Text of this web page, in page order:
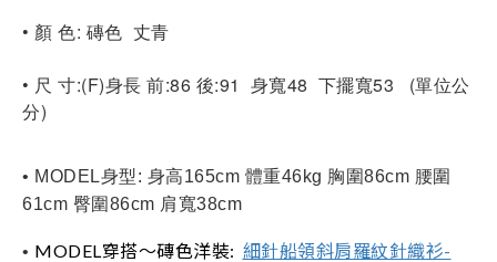
• 尺 寸:(F)身長 前:86 後:91  身寬48  下擺寬53
  (單位公
分)
• MODEL身型: 身高165cm 體重46kg 胸圍86cm 腰圍
61cm 臀圍86cm 肩寬38cm
• MODEL穿搭～磚色洋裝: 細針船領斜肩羅紋針織衫-